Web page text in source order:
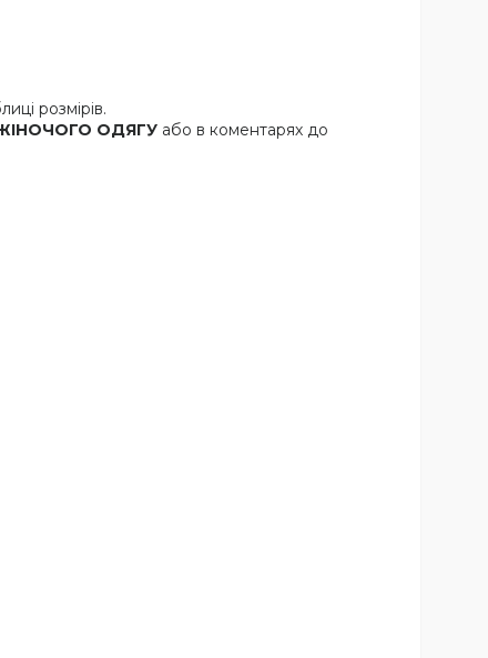
розмірів.
ЖІНОЧОГО ОДЯГУ або в коментарях до